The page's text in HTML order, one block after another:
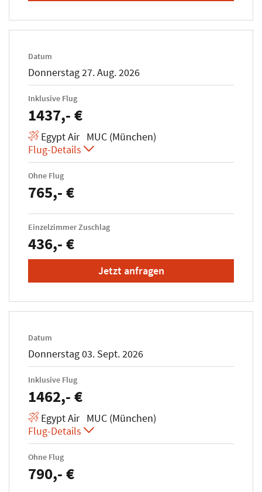
Datum
Donnerstag 27. Aug. 2026
Inklusive Flug
1437,- €
Egypt Air MUC (München)
Flug-Details
Ohne Flug
765,- €
Einzelzimmer Zuschlag
436,- €
Jetzt anfragen
Datum
Donnerstag 03. Sept. 2026
Inklusive Flug
1462,- €
Egypt Air MUC (München)
Flug-Details
Ohne Flug
790,- €